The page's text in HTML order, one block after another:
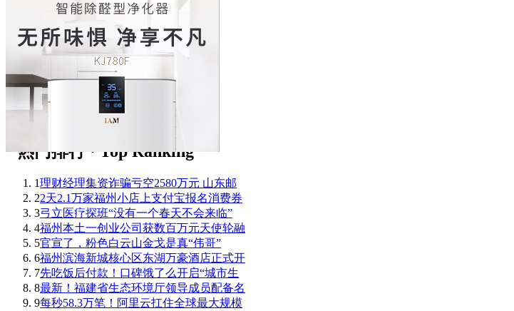
1理财经理集资诈骗亏空2580万元 山东邮
22天2.1万家福州小店上支付宝报名消费券
3弓立医疗探班“没有一个春天不会来临”
4福州本土一创业公司获数百万元天使轮融
5官宣了，粉色白云山金戈是真“伟哥”
6福州滨海新城核心区东湖万豪酒店正式开
7先吃饭后付款！口碑饿了么开启“城市生
8最新！福建省生态环境厅领导成员配备名
9每秒58.3万笔！阿里云扛住全球最大规模